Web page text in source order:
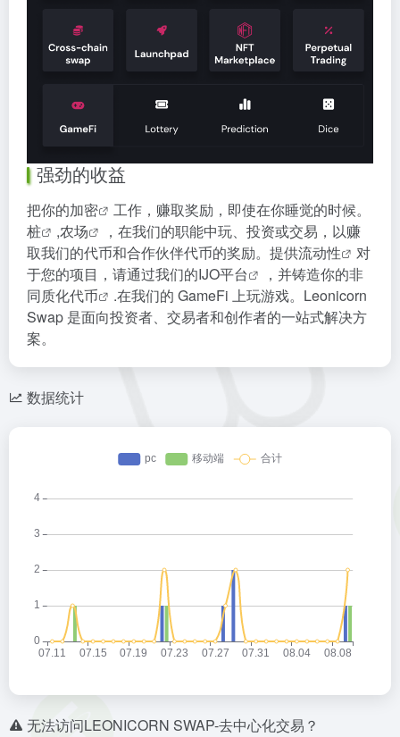
强劲的收益
把你的加密
工作，赚取奖励，即使在你睡觉的时候。
桩
,农场
，在我们的职能中玩、投资或交易，以赚
取我们的代币和合作伙伴代币的奖励。提供流动性
对
于您的项目，请通过我们的IJO平台 ，并铸造你的非
同质化代币
.在我们的 GameFi 上玩游戏。Leonicorn
Swap 是面向投资者、交易者和创作者的一站式解决方
案。
数据统计
无法访问LEONICORN SWAP-去中心化交易？